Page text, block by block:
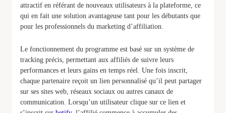
attractif en référant de nouveaux utilisateurs à la plateforme, ce
qui en fait une solution avantageuse tant pour les débutants que
pour les professionnels du marketing d’affiliation.
Le fonctionnement du programme est basé sur un système de
tracking précis, permettant aux affiliés de suivre leurs
performances et leurs gains en temps réel. Une fois inscrit,
chaque partenaire reçoit un lien personnalisé qu’il peut partager
sur ses sites web, réseaux sociaux ou autres canaux de
communication. Lorsqu’un utilisateur clique sur ce lien et